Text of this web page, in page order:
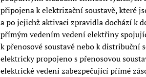
připojena k elektrizační soustavě, které
a po jejichž aktivaci zpravidla dochází k
přímým vedením vedení elektřiny
k přenosové soustavě nebo k distribuční
elektricky propojeno s přenosovou
elektrické vedení zabezpečující přímé